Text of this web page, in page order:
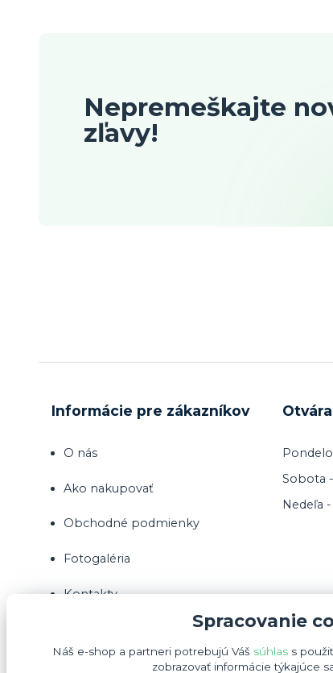
Nepremeškajte
zľavy!
Informácie pre zákazníkov
O nás
Ako nakupovať
Obchodné podmienky
Fotogaléria
Kontakty
Sobota -
Nedeľa -
Spracovanie
Náš e-shop a partneri potrebujú Váš súhlass
zobrazovať informácie týkajúce